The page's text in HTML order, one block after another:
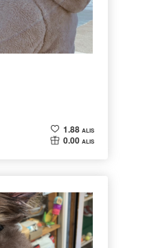
1.88 ALIS
0.00 ALIS